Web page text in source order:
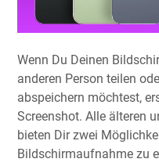
Wenn Du Deinen
anderen Person teilen
abspeichern möchtest,
Screenshot. Alle älteren
bieten Dir zwei
Bildschirmaufnahme zu